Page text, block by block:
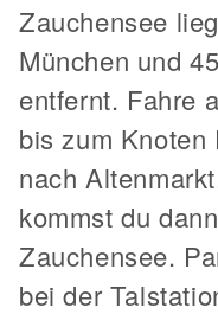
Zauchensee
München und
entfernt. Fahre
bis zum
nach
kommst du
Zauchensee.
bei der